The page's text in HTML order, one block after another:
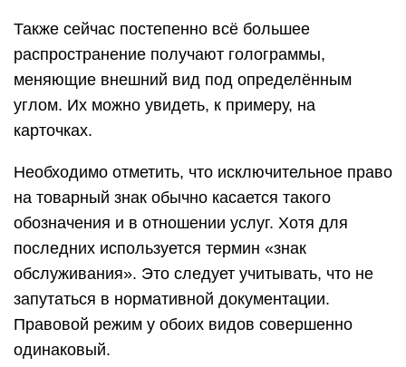
Также сейчас постепенно всё большее
распространение получают голограммы,
меняющие внешний вид под определённым
углом. Их можно увидеть, к примеру, на
карточках.
Необходимо отметить, что исключительное право
на товарный знак обычно касается такого
обозначения и в отношении услуг. Хотя для
последних используется термин «знак
обслуживания». Это следует учитывать, что не
запутаться в нормативной документации.
Правовой режим у обоих видов совершенно
одинаковый.